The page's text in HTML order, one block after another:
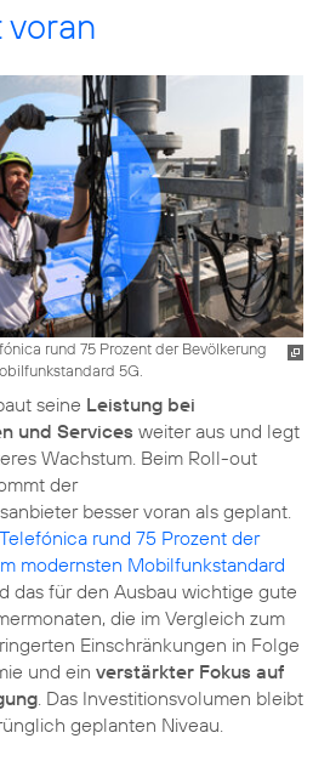
rund 75 Prozent der Bevölkerung
5G.
seine Leistung bei
und Services weiter aus und legt
Wachstum. Beim Roll-out
der
besser voran als geplant.
Telefónica rund 75 Prozent der
modernsten Mobilfunkstandard
das für den Ausbau wichtige gute
die im Vergleich zum
Einschränkungen in Folge
und ein verstärkter Fokus auf
. Das Investitionsvolumen bleibt
geplanten Niveau.